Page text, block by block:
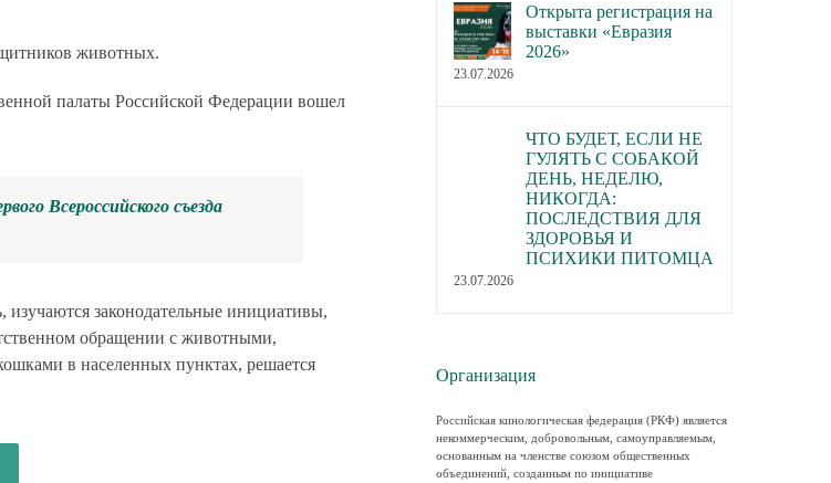
животных.
палаты Российской Федерации вошел
Всероссийского съезда
изучаются законодательные инициативы,
обращении с животными,
в населенных пунктах, решается
Открыта регистрация на
выставки «Евразия
2026»
23.07.2026
ЧТО БУДЕТ, ЕСЛИ НЕ
ГУЛЯТЬ С СОБАКОЙ
ДЕНЬ, НЕДЕЛЮ,
НИКОГДА:
ПОСЛЕДСТВИЯ ДЛЯ
ЗДОРОВЬЯ И
ПСИХИКИ ПИТОМЦА
23.07.2026
Организация
Российская кинологическая федерация (РКФ) является
некоммерческим, добровольным, самоуправляемым,
основанным на членстве союзом общественных
объединений, созданным по инициативе